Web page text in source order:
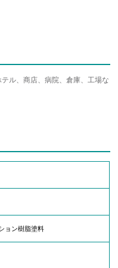
ル、商店、病院、倉庫、工場な
ョン樹脂塗料